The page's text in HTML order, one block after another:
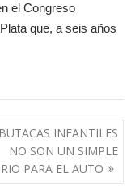
el Congreso
que, a seis años
INFANTILES
NO SON UN SIMPLE
PARA EL AUTO